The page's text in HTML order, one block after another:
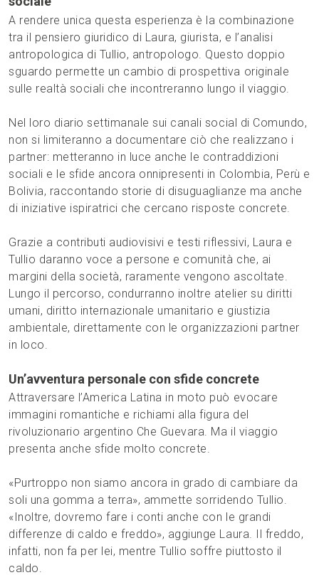
A rendere unica questa esperienza è la combinazione
tra il pensiero giuridico di Laura, giurista, e l’analisi
antropologica di Tullio, antropologo. Questo doppio
sguardo permette un cambio di prospettiva originale
sulle realtà sociali che incontreranno lungo il viaggio.
Nel loro diario settimanale sui canali social di Comundo,
non si limiteranno a documentare ciò che realizzano i
partner: metteranno in luce anche le contraddizioni
sociali e le sfide ancora onnipresenti in Colombia, Perù e
Bolivia, raccontando storie di disuguaglianze ma anche
di iniziative ispiratrici che cercano risposte concrete.
Grazie a contributi audiovisivi e testi riflessivi, Laura e
Tullio daranno voce a persone e comunità che, ai
margini della società, raramente vengono ascoltate.
Lungo il percorso, condurranno inoltre atelier su diritti
umani, diritto internazionale umanitario e giustizia
ambientale, direttamente con le organizzazioni partner
in loco.
Un’avventura personale con sfide concrete
Attraversare l’America Latina in moto può evocare
immagini romantiche e richiami alla figura del
rivoluzionario argentino Che Guevara. Ma il viaggio
presenta anche sfide molto concrete.
«Purtroppo non siamo ancora in grado di cambiare da
soli una gomma a terra», ammette sorridendo Tullio.
«Inoltre, dovremo fare i conti anche con le grandi
differenze di caldo e freddo», aggiunge Laura. Il freddo,
infatti, non fa per lei, mentre Tullio soffre piuttosto il
caldo.